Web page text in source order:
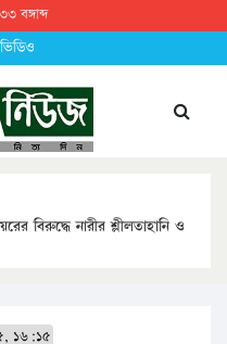
বঙ্গাব্দ
ভিডিও
বিরুদ্ধে নারীর শ্লীলতাহানি ও
১৬:১৫